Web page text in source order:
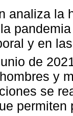
analiza la
y en
de
y
se